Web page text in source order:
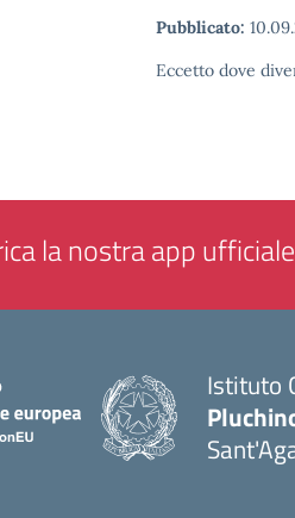
Pubblicato:
Eccetto dove
la nostra app
Istituto